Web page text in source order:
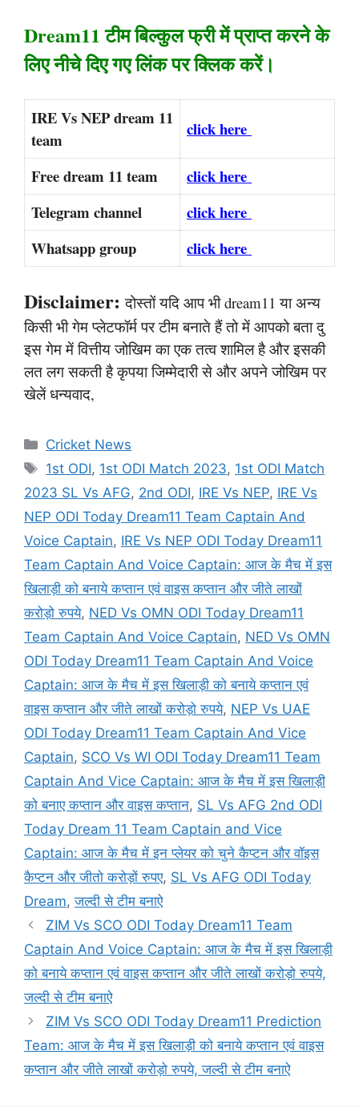
Dream11 टीम बिल्कुल फ्री में प्राप्त करने के
लिए नीचे दिए गए लिंक पर क्लिक करें।
IRE Vs NEP dream 11
team
click here
Free dream 11 team
click here
Telegram channel
click here
Whatsapp group
click here
Disclaimer: दोस्तों यदि आप भी dream11 या अन्य
किसी भी गेम प्लेटफॉर्म पर टीम बनाते हैं तो में आपको बता दु
इस गेम में वित्तीय जोखिम का एक तत्व शामिल है और इसकी
लत लग सकती है कृपया जिम्मेदारी से और अपने जोखिम पर
खेलें धन्यवाद,
Categories
Cricket News
Tags
1st ODI, 1st ODI Match 2023, 1st ODI Match
2023 SL Vs AFG, 2nd ODI, IRE Vs NEP, IRE Vs
NEP ODI Today Dream11 Team Captain And
Voice Captain, IRE Vs NEP ODI Today Dream11
Team Captain And Voice Captain: आज के मैच में इस
खिलाड़ी को बनाये कप्तान एवं वाइस कप्तान और जीते लाखों
करोड़ो रुपये, NED Vs OMN ODI Today Dream11
Team Captain And Voice Captain, NED Vs OMN
ODI Today Dream11 Team Captain And Voice
Captain: आज के मैच में इस खिलाड़ी को बनाये कप्तान एवं
वाइस कप्तान और जीते लाखों करोड़ो रुपये, NEP Vs UAE
ODI Today Dream11 Team Captain And Vice
Captain, SCO Vs WI ODI Today Dream11 Team
Captain And Vice Captain: आज के मैच में इस खिलाड़ी
को बनाए कप्तान और वाइस कप्तान, SL Vs AFG 2nd ODI
Today Dream 11 Team Captain and Vice
Captain: आज के मैच में इन प्लेयर को चुने कैप्टन और वॉइस
कैप्टन और जीतो करोड़ों रुपए, SL Vs AFG ODI Today
Dream,जल्दी से टीम बनाऐ
ZIM Vs SCO ODI Today Dream11 Team
Captain And Voice Captain: आज के मैच में इस खिलाड़ी
को बनाये कप्तान एवं वाइस कप्तान और जीते लाखों करोड़ो रुपये,
जल्दी से टीम बनाऐ
ZIM Vs SCO ODI Today Dream11 Prediction
Team: आज के मैच में इस खिलाड़ी को बनाये कप्तान एवं वाइस
कप्तान और जीते लाखों करोड़ो रुपये, जल्दी से टीम बनाऐ